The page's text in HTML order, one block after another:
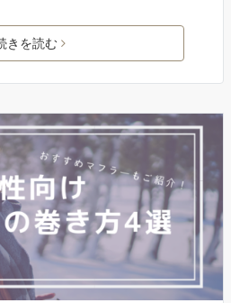
きを読む